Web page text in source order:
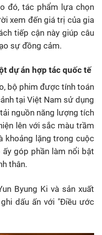
đó, tác phẩm lựa chọn
xem đến giá trị của gia
tiếp cận này giúp câu
sự đồng cảm.
dự án hợp tác quốc tế
bộ phim được tính toán
tại Việt Nam sử dụng
nguồn năng lượng tích
lên với sắc màu trầm
khoảng lặng trong cuộc
góp phần làm nổi bật
thân.
Byung Ki và sản xuất
dấu ấn với "Điều ước